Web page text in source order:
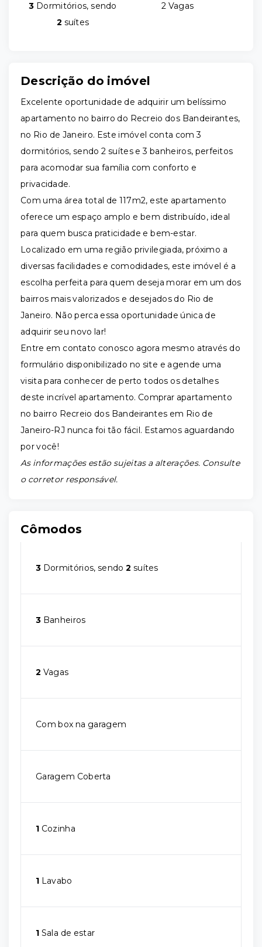
3 Dormitórios, sendo
2 suítes
2 Vagas
Descrição do imóvel
Excelente oportunidade de adquirir um belíssimo
apartamento no bairro do Recreio dos Bandeirantes,
no Rio de Janeiro. Este imóvel conta com 3
dormitórios, sendo 2 suítes e 3 banheiros, perfeitos
para acomodar sua família com conforto e
privacidade.
Com uma área total de 117m2, este apartamento
oferece um espaço amplo e bem distribuído, ideal
para quem busca praticidade e bem-estar.
Localizado em uma região privilegiada, próximo a
diversas facilidades e comodidades, este imóvel é a
escolha perfeita para quem deseja morar em um dos
bairros mais valorizados e desejados do Rio de
Janeiro. Não perca essa oportunidade única de
adquirir seu novo lar!
Entre em contato conosco agora mesmo através do
formulário disponibilizado no site e agende uma
visita para conhecer de perto todos os detalhes
deste incrível apartamento. Comprar apartamento
no bairro Recreio dos Bandeirantes em Rio de
Janeiro-RJ nunca foi tão fácil. Estamos aguardando
por você!
As informações estão sujeitas a alterações. Consulte
o corretor responsável.
Cômodos
3 Dormitórios, sendo2 suítes
3 Banheiros
2 Vagas
Com box na garagem
Garagem Coberta
1 Cozinha
1 Lavabo
1 Sala de estar